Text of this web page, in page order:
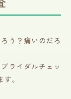
う？痛いのだろ
ライダルチェッ
。